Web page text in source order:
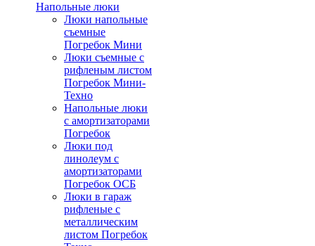
Напольные люки
Люки напольные
съемные
Погребок Мини
Люки съемные с
рифленым листом
Погребок Мини-
Техно
Напольные люки
с амортизаторами
Погребок
Люки под
линолеум с
амортизаторами
Погребок ОСБ
Люки в гараж
рифленые с
металлическим
листом Погребок